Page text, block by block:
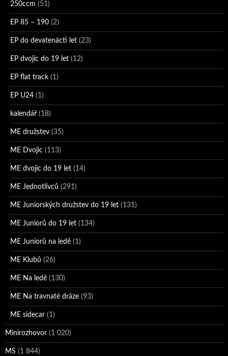
250ccm (51)
EP 85 – 190 (2)
EP do devatenácti let (23)
EP dvojic do 19 let (12)
EP flat track (1)
EP U24 (1)
kalendář (18)
ME družstev (35)
ME Dvojic (113)
ME dvojic do 19 let (14)
ME Jednotlivců (291)
ME Juniorských družstev do 19 let (131)
ME Juniorů do 19 let (134)
ME Juniorů na ledě (1)
ME Klubů (26)
ME Na ledě (130)
ME Na travnaté dráze (93)
ME sidecar (1)
Minirozhovor (1 020)
MS (1 844)